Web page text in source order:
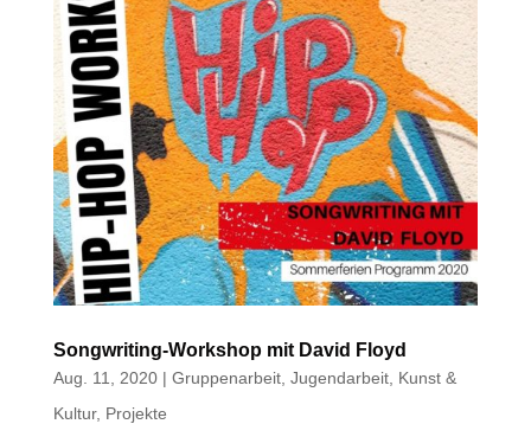
Songwriting-Workshop mit David Floyd
Aug. 11, 2020| Gruppenarbeit, Jugendarbeit, Kunst &
Kultur, Projekte